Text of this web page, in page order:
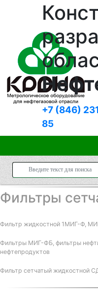
+7 (846)
85
Фильтры
Фильтр жидкостной 1МИГ-Ф,
Фильтры МИГ-ФБ, фильтры
нефтепродуктов
Фильтр сетчатый жидкостной